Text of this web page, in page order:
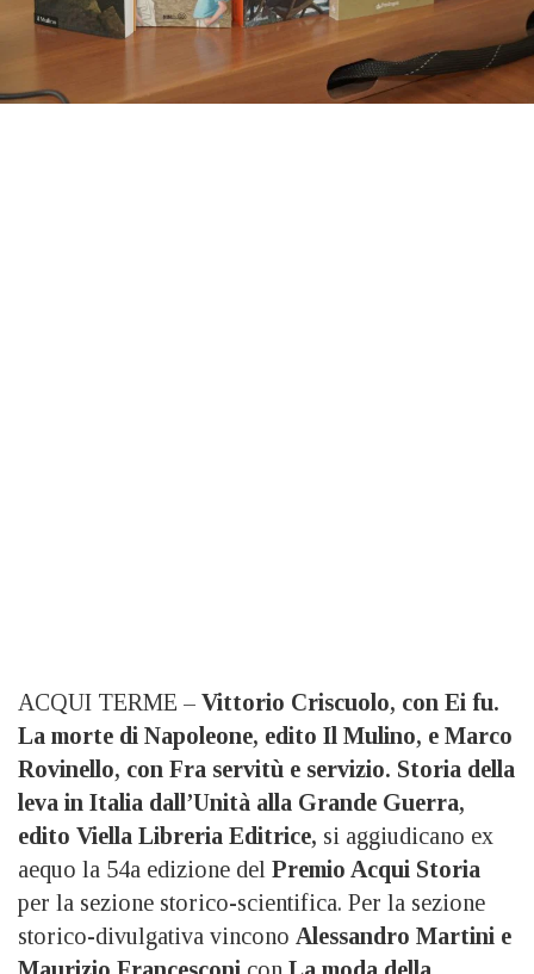
ACQUI TERME – Vittorio Criscuolo, con Ei fu.
La morte di Napoleone, edito Il Mulino, e Marco
Rovinello, con Fra servitù e servizio. Storia della
leva in Italia dall’Unità alla Grande Guerra,
edito Viella Libreria Editrice, si aggiudicano ex
aequo la 54a edizione del Premio Acqui Storia
per la sezione storico-scientifica. Per la sezione
storico-divulgativa vincono Alessandro Martini e